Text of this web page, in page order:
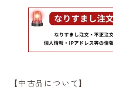
【中古品について】